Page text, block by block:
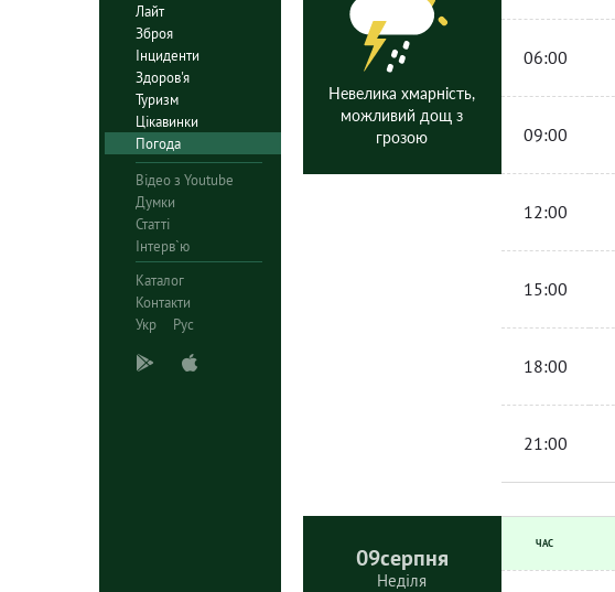
Лайт
Зброя
Інциденти
Здоров'я
Туризм
Цікавинки
Погода
Відео з Youtube
Думки
Статті
Інтерв`ю
Каталог
Контакти
Укр
Рус
Невелика хмарність,
можливий дощ з
грозою
06:00
09:00
12:00
15:00
18:00
21:00
09серпня
Неділя
ЧАС